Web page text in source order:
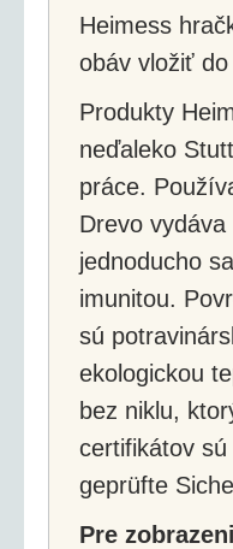
Heimess
obáv vložiť
Produkty
neďaleko
práce.
Drevo
jednoducho
imunitou.
sú
ekologickou
bez niklu,
certifikátov
geprüfte
Pre